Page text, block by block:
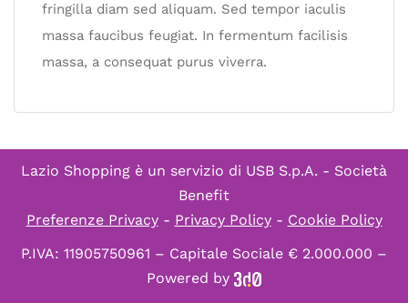
fringilla diam sed aliquam. Sed tempor iaculis
massa faucibus feugiat. In fermentum facilisis
massa, a consequat purus viverra.
Lazio Shopping è un servizio di USB S.p.A. - Società
Benefit
Preferenze Privacy- Privacy Policy- Cookie Policy
P.IVA: 11905750961 – Capitale Sociale € 2.000.000 –
Powered by